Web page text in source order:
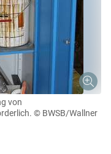
von
© BWSB/Wallner